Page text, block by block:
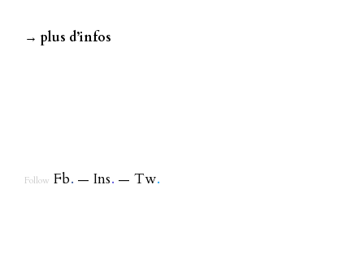
→ plus d’infos
Follow Fb. Ins. Tw.